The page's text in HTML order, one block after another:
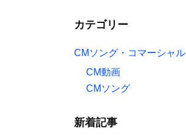
カテゴリー
CMソング・コマーシャル
CM動画
CMソング
新着記事